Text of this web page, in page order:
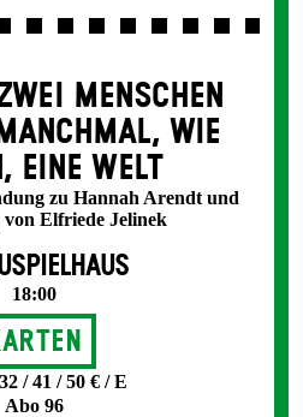
MENSCHEN
WIE
EINE WELT
zu Hannah Arendt und
von Elfriede Jelinek
18:00
/ 41 / 50 € / E
Abo 96